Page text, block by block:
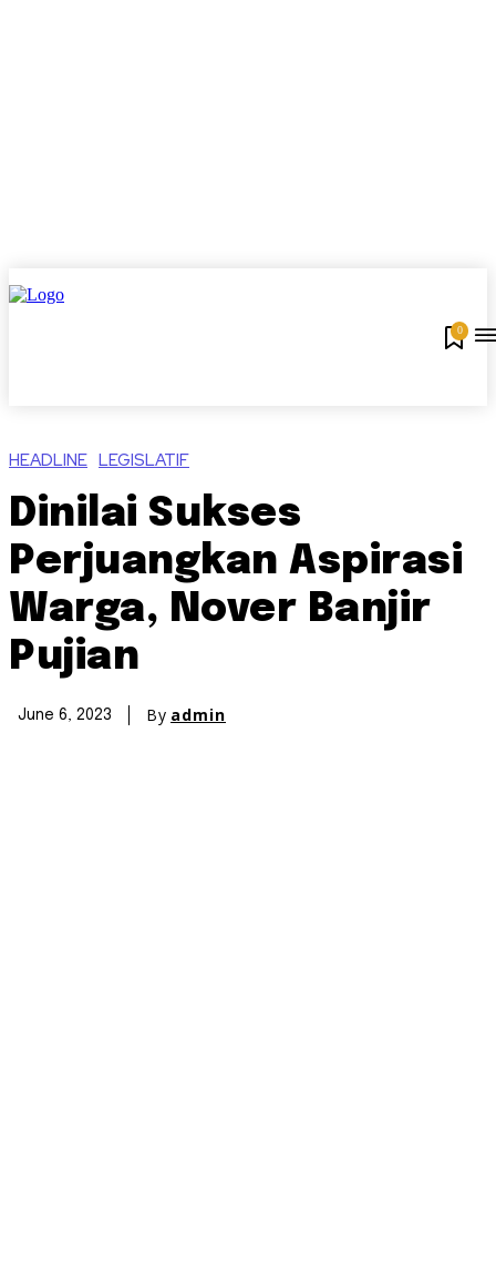
0
HEADLINE LEGISLATIF
Dinilai Sukses
Perjuangkan Aspirasi
Warga, Nover Banjir
Pujian
June 6, 2023 By admin